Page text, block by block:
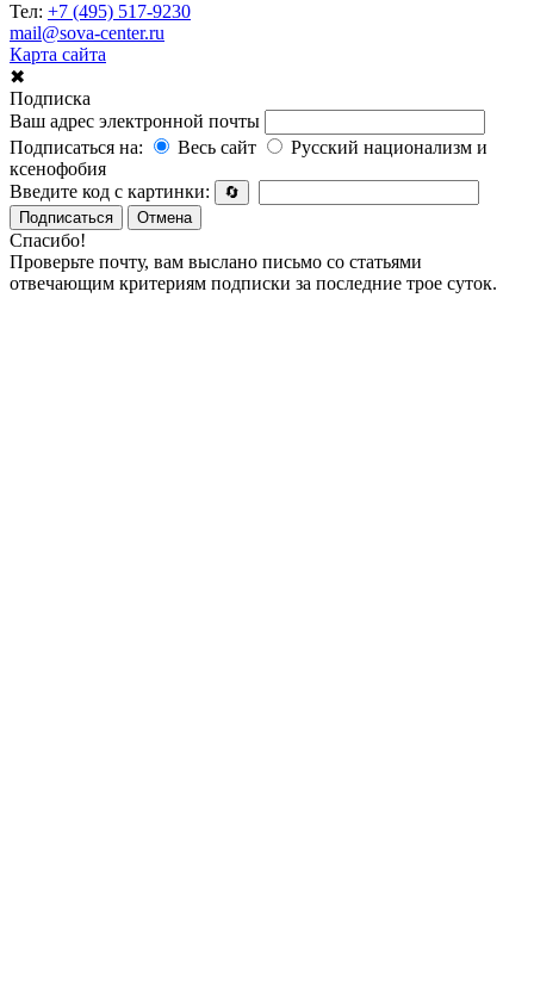
Тел: +7 (495) 517-9230
mail@sova-center.ru
Карта сайта
✖
Подписка
Ваш адрес электронной почты
Подписаться на:
Весь сайт
Русский национализм и
ксенофобия
Введите код с картинки:
🔄
Подписаться
Отмена
Спасибо!
Проверьте почту, вам выслано письмо со статьями
отвечающим критериям подписки за последние трое суток.